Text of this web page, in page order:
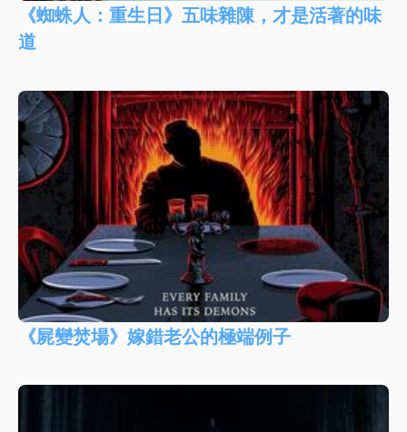
《蜘蛛人：重生日》五味雜陳，才是活著的味
道
《屍變焚場》嫁錯老公的極端例子